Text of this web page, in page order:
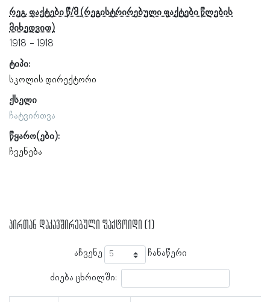
რეგ. ფაქტები წ/მ
1918
1918
ტიპი:
სკოლის დირექტორი
ქსელი
ჩატვირთვა
წყარო(ები):
ჩვენება
პირთან დაკავშირებული ფაქტოიდი (1)
აჩვენე ჩანაწერი
ძიება ცხრილში: